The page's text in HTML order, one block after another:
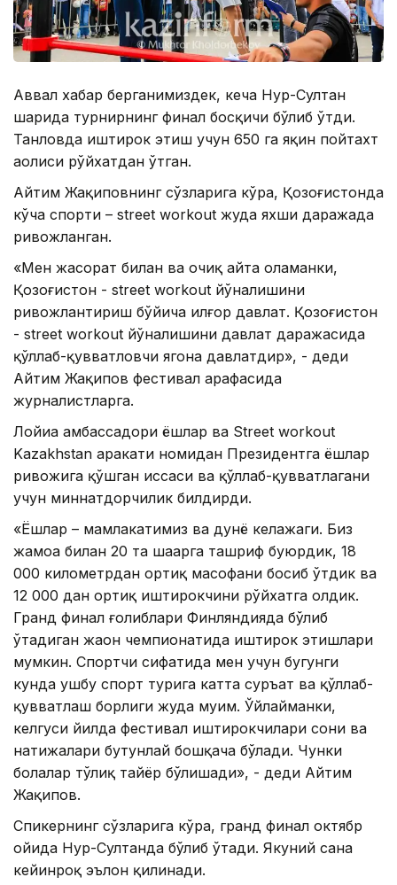
Аввал хабар берганимиздек, кеча Нур-Султан
шаҳрида турнирнинг финал босқичи бўлиб ўтди.
Танловда иштирок этиш учун 650 га яқин пойтахт
аҳолиси рўйхатдан ўтган.
Айтим Жақиповнинг сўзларига кўра, Қозоғистонда
кўча спорти – street workout жуда яхши даражада
ривожланган.
«Мен жасорат билан ва очиқ айта оламанки,
Қозоғистон - street workout йўналишини
ривожлантириш бўйича илғор давлат. Қозоғистон
- street workout йўналишини давлат даражасида
қўллаб-қувватловчи ягона давлатдир», - деди
Айтим Жақипов фестивал арафасида
журналистларга.
Лойиҳа амбассадори ёшлар ва Street workout
Kazakhstan ҳаракати номидан Президентга ёшлар
ривожига қўшган ҳиссаси ва қўллаб-қувватлагани
учун миннатдорчилик билдирди.
«Ёшлар – мамлакатимиз ва дунё келажаги. Биз
жамоа билан 20 та шаҳарга ташриф буюрдик, 18
000 километрдан ортиқ масофани босиб ўтдик ва
12 000 дан ортиқ иштирокчини рўйхатга олдик.
Гранд финал ғолиблари Финляндияда бўлиб
ўтадиган жаҳон чемпионатида иштирок этишлари
мумкин. Спортчи сифатида мен учун бугунги
кунда ушбу спорт турига катта суръат ва қўллаб-
қувватлаш борлиги жуда муҳим. Ўйлайманки,
келгуси йилда фестивал иштирокчилари сони ва
натижалари бутунлай бошқача бўлади. Чунки
болалар тўлиқ тайёр бўлишади», - деди Айтим
Жақипов.
Спикернинг сўзларига кўра, гранд финал октябр
ойида Нур-Султанда бўлиб ўтади. Якуний сана
кейинроқ эълон қилинади.